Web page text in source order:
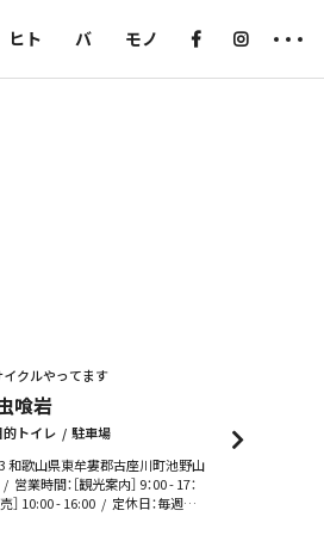
ヒト バ モノ
イクルやってます
喰岩
的トイレ
駐車場
和歌山県東牟婁郡古座川町池野山
営業時間：［観光案内］ 9：00 - 17：
］ 10:00 - 16:00
定休日：毎週火